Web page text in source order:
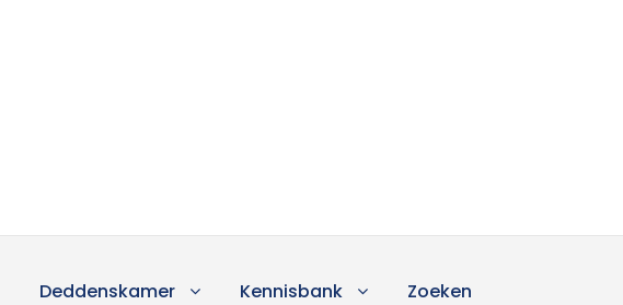
Deddenskamer Kennisbank Zoeken